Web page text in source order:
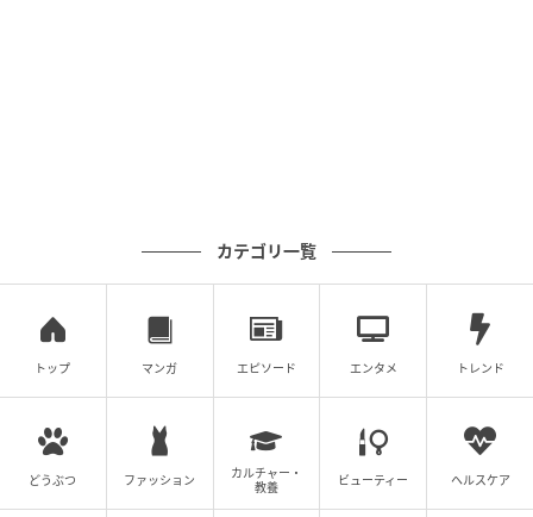
カテゴリ一覧
トップ マンガ エピソード エンタメ トレンド
どうぶつ ファッション
カルチャー・
教養
ビューティー ヘルスケア